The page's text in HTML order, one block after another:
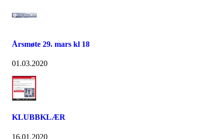
Årsmøte 29. mars kl 18
01.03.2020
KLUBBKLÆR
16.01.2020